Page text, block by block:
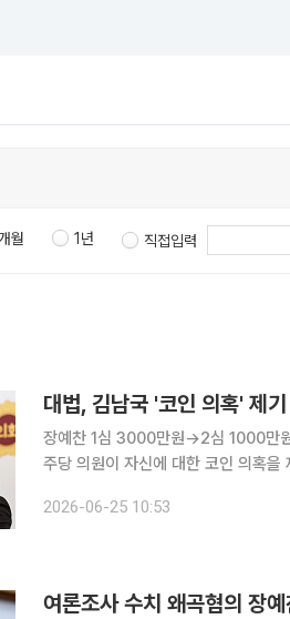
월 1년 직접입력
장예찬 1심 3000만원→2심 1000만원 배상
주당 의원이 자신에 대한 코인 의혹을
대법원 1부(주심 서경환 대법관)은
2026-06-25 10:53
여론조사 수치 왜곡혐의 장